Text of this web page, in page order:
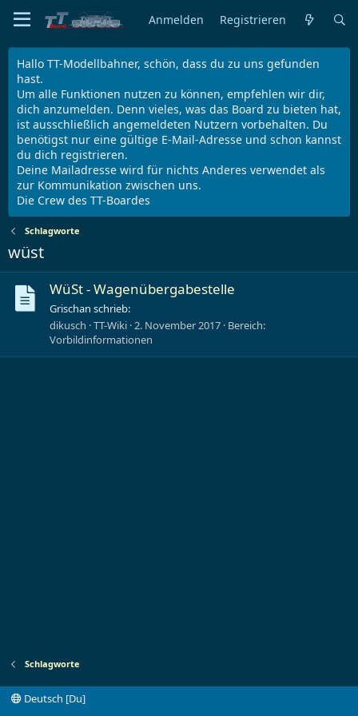
Anmelden Registrieren
Hallo TT-Modellbahner, schön, dass du zu uns gefunden
hast.
Um alle Funktionen nutzen zu können, empfehlen wir dir,
dich anzumelden. Denn vieles, was das Board zu bieten hat,
ist ausschließlich angemeldeten Nutzern vorbehalten. Du
benötigst nur eine gültige E-Mail-Adresse und schon kannst
du dich registrieren.
Deine Mailadresse wird für nichts Anderes verwendet als
zur Kommunikation zwischen uns.
Die Crew des TT-Boardes
Schlagworte
wüst
WüSt - Wagenübergabestelle
Grischan schrieb:
dikusch TT-Wiki 2. November 2017 Bereich:
Vorbildinformationen
Schlagworte
Deutsch [Du]